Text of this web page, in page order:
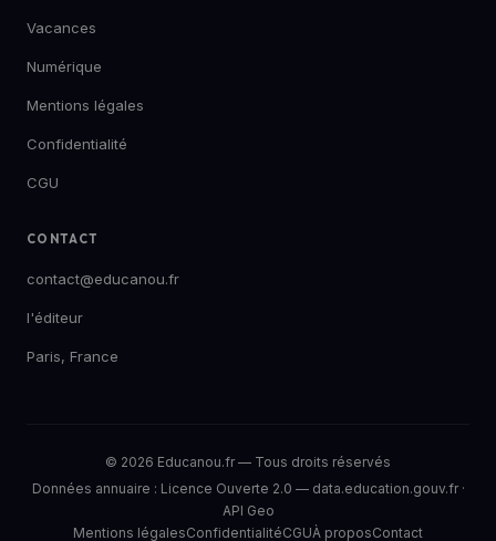
Vacances
Numérique
Mentions légales
Confidentialité
CGU
CONTACT
contact@educanou.fr
l'éditeur
Paris, France
© 2026 Educanou.fr — Tous droits réservés
Données annuaire : Licence Ouverte 2.0 — data.education.gouv.fr·
API Geo
Mentions légalesConfidentialitéCGUÀ proposContact